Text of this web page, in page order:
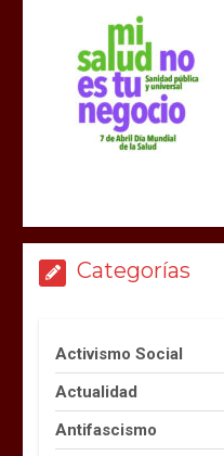
Categorías
Activismo Social
Actualidad
Antifascismo